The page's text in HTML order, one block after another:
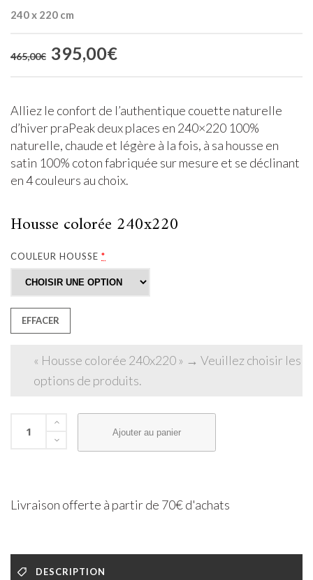
240 x 220 cm
465,00€ Le
était :
465,00€.
395,00€Le
est :
395,00€.
Alliez le confort de l’authentique couette naturelle
d’hiver praPeak deux places en 240×220 100%
naturelle, chaude et légère à la fois, à sa housse en
satin 100% coton fabriquée sur mesure et se déclinant
en 4 couleurs au choix.
Housse colorée 240x220
COULEUR HOUSSE *
EFFACER
« Housse colorée 240x220 » → Veuillez choisir les
options de produits.
Ajouter au panier
Livraison offerte à partir de 70€ d'achats
DESCRIPTION